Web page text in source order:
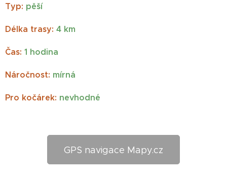
Typ: pěší
Délka trasy: 4 km
Čas: 1 hodina
Náročnost: mírná
Pro kočárek: nevhodné
GPS navigace Mapy.cz